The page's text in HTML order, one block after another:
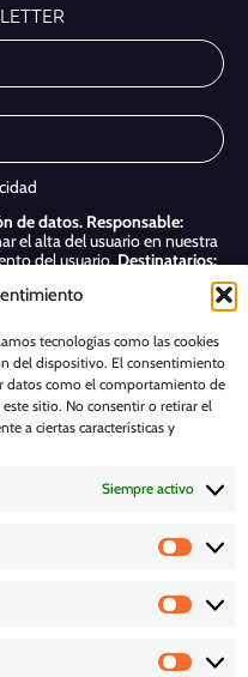
tecnologías como las cookies
del dispositivo. El consentimiento
datos como el comportamiento de
sitio. No consentir o retirar el
a ciertas características y
Siempre activo
de datos. Responsable:
el alta del usuario en nuestra
del usuario.Destinatarios:
otros derechos, como se indica
Suscribirme